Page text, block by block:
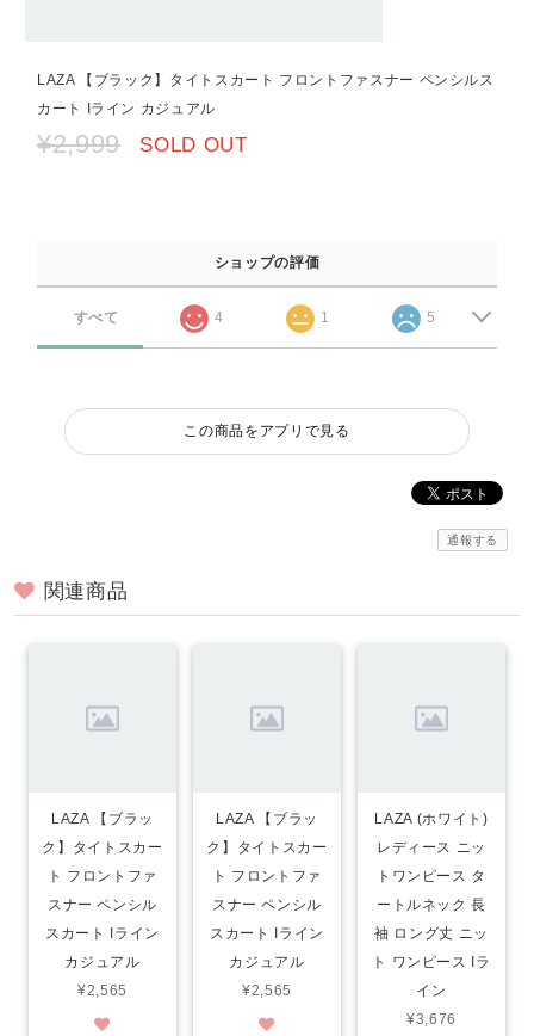
LAZA 【ブラック】タイトスカート フロントファスナー ペンシルス
カート Iライン カジュアル
¥2,999 SOLD OUT
ショップの評価
すべて 4 1 5
この商品をアプリで見る
通報する
関連商品
LAZA 【ブラッ
ク】タイトスカー
ト フロントファ
スナー ペンシル
スカート Iライン
カジュアル
¥2,565
LAZA 【ブラッ
ク】タイトスカー
ト フロントファ
スナー ペンシル
スカート Iライン
カジュアル
¥2,565
LAZA (ホワイト)
レディース ニッ
トワンピース タ
ートルネック 長
袖 ロング丈 ニッ
ト ワンピース Iラ
イン
¥3,676